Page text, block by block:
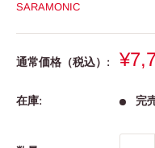
SARAMONIC
通常価格（税込）:
販
価
在庫: 完